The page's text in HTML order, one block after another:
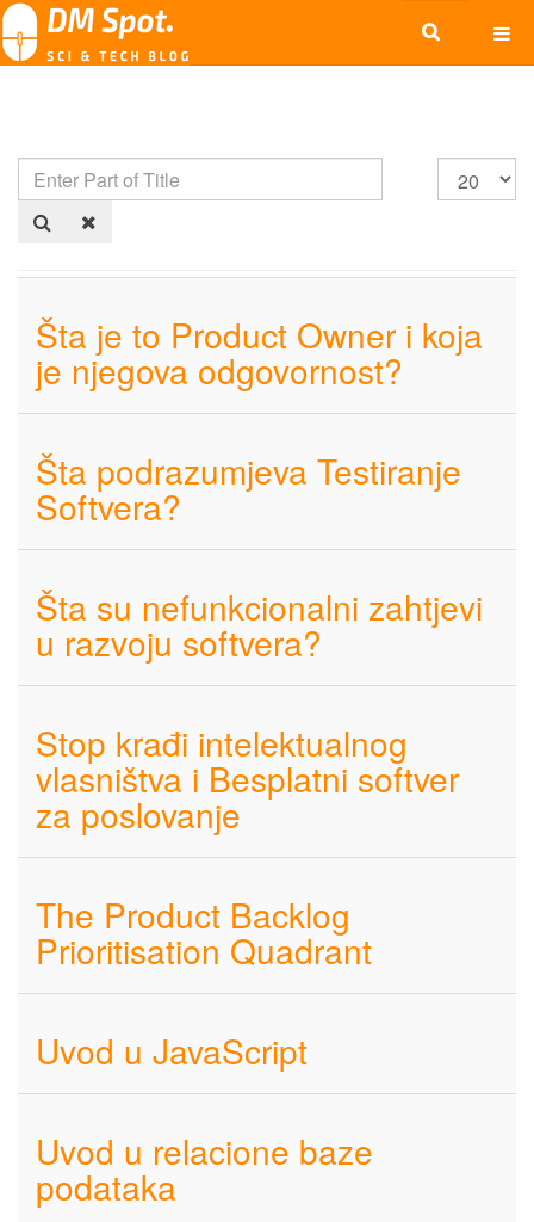
Šta je to Product Owner i koja
je njegova odgovornost?
Šta podrazumjeva Testiranje
Softvera?
Šta su nefunkcionalni zahtjevi
u razvoju softvera?
Stop krađi intelektualnog
vlasništva i Besplatni softver
za poslovanje
The Product Backlog
Prioritisation Quadrant
Uvod u JavaScript
Uvod u relacione baze
podataka